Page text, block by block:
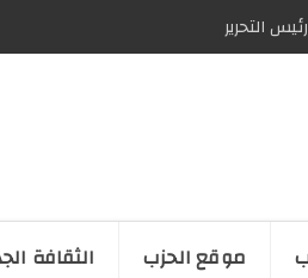
رئیس التحریر
موقع الحزب الثقافة